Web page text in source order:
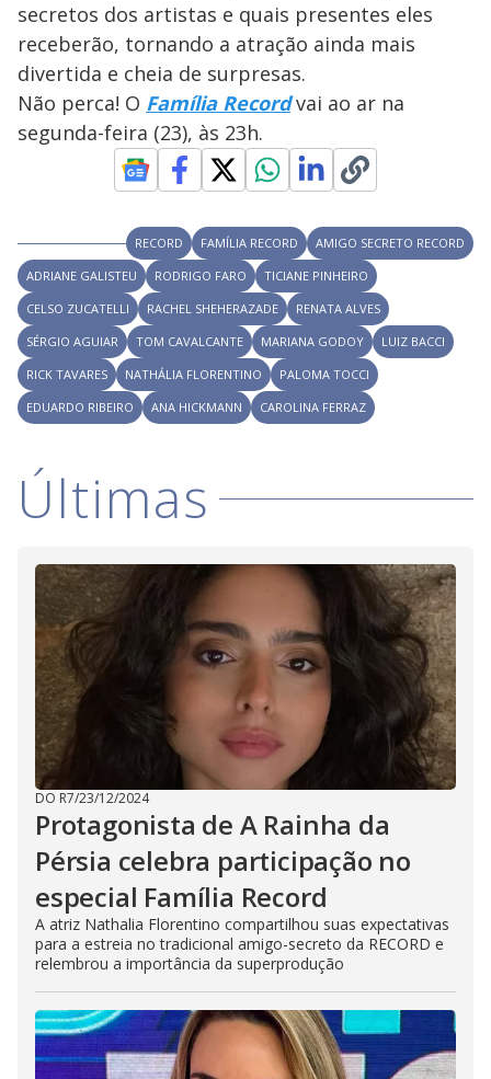
secretos dos artistas e quais presentes eles
receberão, tornando a atração ainda mais
divertida e cheia de surpresas.
Não perca! O Família Recordvai ao ar na
segunda-feira (23), às 23h.
RECORD FAMÍLIA RECORD
AMIGO SECRETO RECORD
ADRIANE GALISTEU
RODRIGO FARO
TICIANE PINHEIRO
CELSO ZUCATELLI
RACHEL SHEHERAZADE
RENATA ALVES
SÉRGIO AGUIAR
TOM CAVALCANTE MARIANA GODOY
LUIZ BACCI
RICK TAVARES
NATHÁLIA FLORENTINO
PALOMA TOCCI
EDUARDO RIBEIRO
ANA HICKMANN CAROLINA FERRAZ
Últimas
DO R7/23/12/2024
Protagonista de A Rainha da
Pérsia celebra participação no
especial Família Record
A atriz Nathalia Florentino compartilhou suas expectativas
para a estreia no tradicional amigo-secreto da RECORD e
relembrou a importância da superprodução